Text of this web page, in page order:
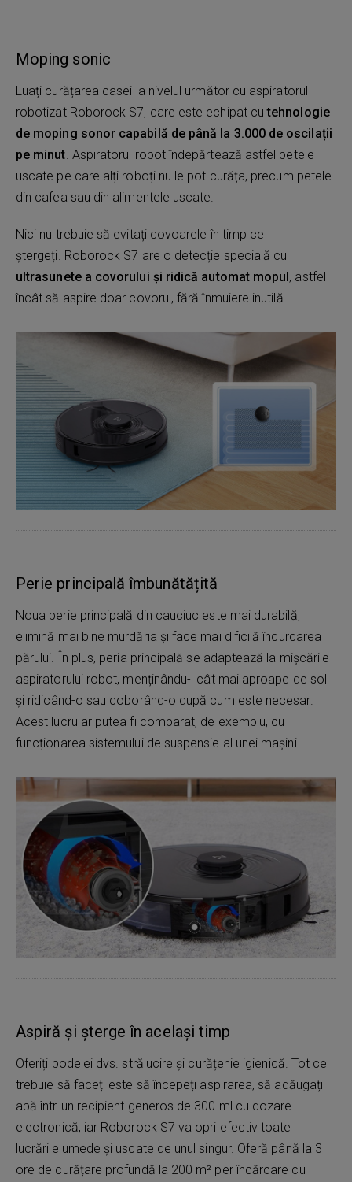
Moping sonic
Luați curățarea casei la nivelul următor cu aspiratorul
robotizat Roborock S7, care este echipat cutehnologie
de moping sonor capabilă de până la 3.000 de oscilații
pe minut. Aspiratorul robot îndepărtează astfel petele
uscate pe care alți roboți nu le pot curăța, precum petele
din cafea sau din alimentele uscate.
Nici nu trebuie să evitați covoarele în timp ce
ștergeți. Roborock S7 are o detecție specială cu
ultrasunete a covorului și ridică automat mopul, astfel
încât să aspire doar covorul, fără înmuiere inutilă.
Perie principală îmbunătățită
Noua perie principală din cauciuc este mai durabilă,
elimină mai bine murdăria și face mai dificilă încurcarea
părului. În plus, peria principală se adaptează la mișcările
aspiratorului robot, menținându-l cât mai aproape de sol
și ridicând-o sau coborând-o după cum este necesar.
Acest lucru ar putea fi comparat, de exemplu, cu
funcționarea sistemului de suspensie al unei mașini.
Aspiră și șterge în același timp
Oferiți podelei dvs. strălucire și curățenie igienică. Tot ce
trebuie să faceți este să începeți aspirarea, să adăugați
apă într-un recipient generos de 300 ml cu dozare
electronică, iar Roborock S7 va opri efectiv toate
lucrările umede și uscate de unul singur. Oferă până la 3
ore de curățare profundă la 200 m² per încărcare cu